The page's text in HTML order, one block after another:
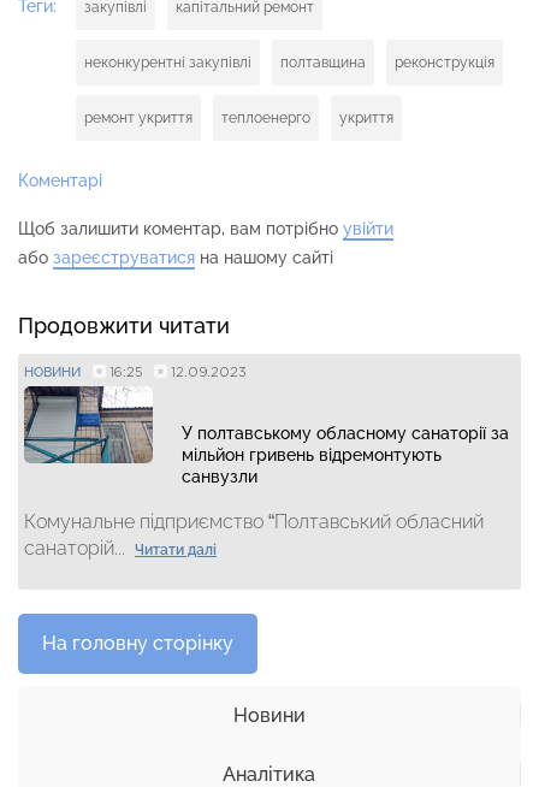
Теги: закупівлі капітальний ремонт
неконкурентні закупівлі полтавщина реконструкція
ремонт укриття теплоенерго укриття
Коментарі
Щоб залишити коментар, вам потрібно увійти
або зареєструватися на нашому сайті
Продовжити читати
НОВИНИ 16:25 12.09.2023
У полтавському обласному санаторії за
мільйон гривень відремонтують
санвузли
Комунальне підприємство “Полтавський обласний
санаторій...
Читати далі
На головну сторінку
Новини
Аналітика